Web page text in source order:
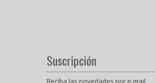
Suscripción
Reciba las novedades por e-mail